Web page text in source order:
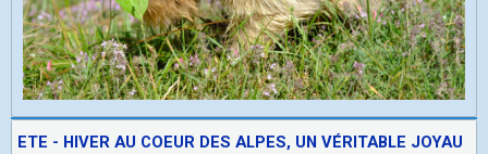
ETE - HIVER AU COEUR DES ALPES, UN VÉRITABLE JOYAU